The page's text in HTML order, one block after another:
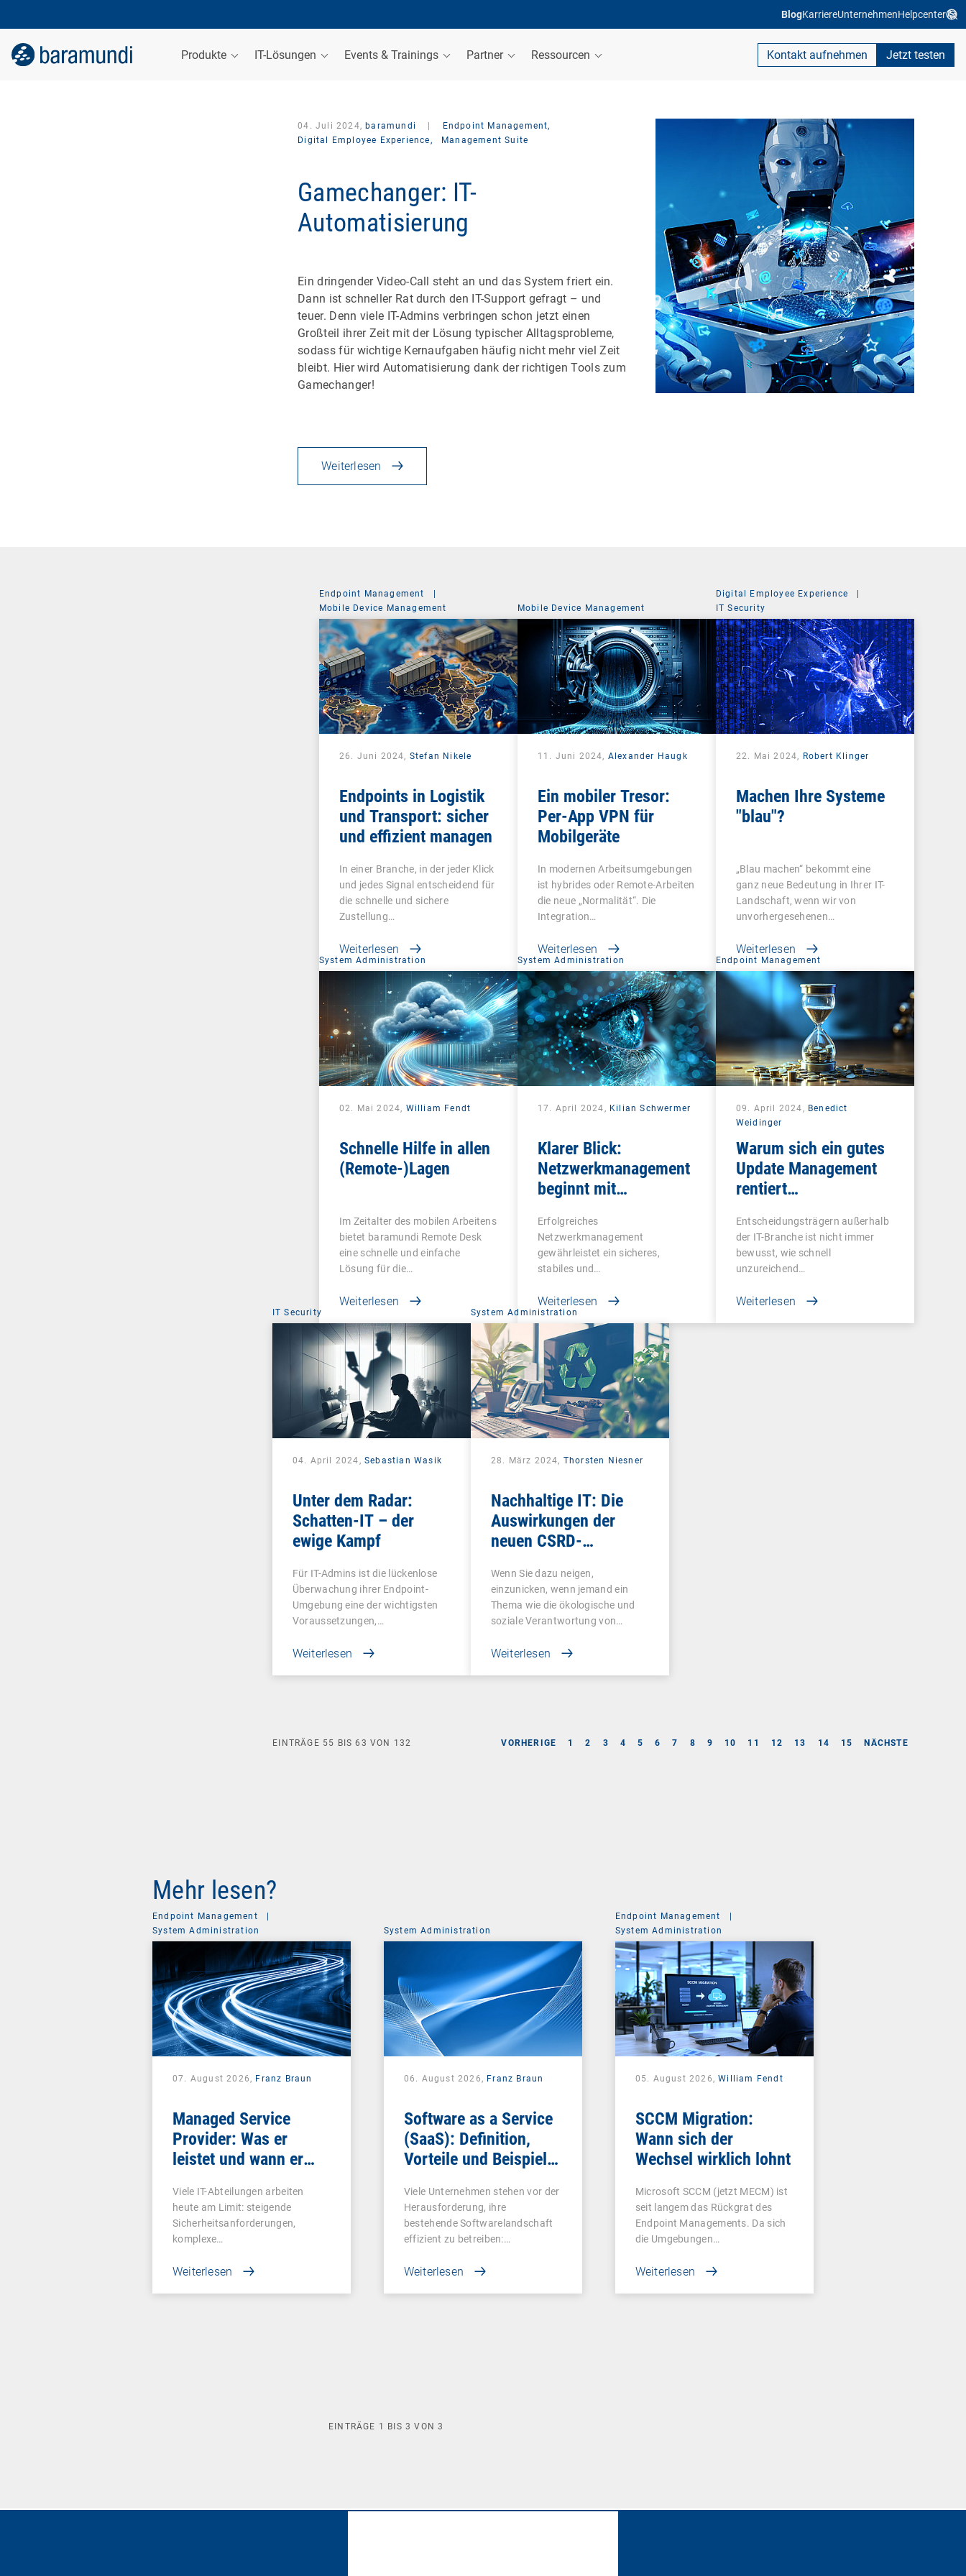
BlogKarriereUnternehmenHelpcenter
Produkte IT-Lösungen Events & Trainings Partner Ressourcen Kontakt aufnehmen Jetzt testen
04. Juli 2024, baramundi
Endpoint Management,
Digital Employee Experience,
Management Suite
Gamechanger: IT-
Automatisierung
Ein dringender Video-Call steht an und das System friert ein.
Dann ist schneller Rat durch den IT-Support gefragt – und
teuer. Denn viele IT-Admins verbringen schon jetzt einen
Großteil ihrer Zeit mit der Lösung typischer Alltagsprobleme,
sodass für wichtige Kernaufgaben häufig nicht mehr viel Zeit
bleibt. Hier wird Automatisierung dank der richtigen Tools zum
Gamechanger!
Weiterlesen
Endpoint Management
|
Mobile Device Management
26. Juni 2024, Stefan Nikele
Endpoints in Logistik
und Transport: sicher
und effizient managen
In einer Branche, in der jeder Klick
und jedes Signal entscheidend für
die schnelle und sichere
Zustellung…
Weiterlesen
Mobile Device Management
11. Juni 2024, Alexander Haugk
Ein mobiler Tresor:
Per-App VPN für
Mobilgeräte
In modernen Arbeitsumgebungen
ist hybrides oder Remote-Arbeiten
die neue „Normalität“. Die
Integration…
Weiterlesen
Digital Employee Experience
|
IT Security
22. Mai 2024, Robert Klinger
Machen Ihre Systeme
"blau"?
„Blau machen“ bekommt eine
ganz neue Bedeutung in Ihrer IT-
Landschaft, wenn wir von
unvorhergesehenen…
Weiterlesen
System Administration
02. Mai 2024, William Fendt
Schnelle Hilfe in allen
(Remote-)Lagen
Im Zeitalter des mobilen Arbeitens
bietet baramundi Remote Desk
eine schnelle und einfache
Lösung für die…
Weiterlesen
System Administration
17. April 2024, Kilian Schwermer
Klarer Blick:
Netzwerkmanagement
beginnt mit
Erfolgreiches
Netzwerkmanagement
gewährleistet ein sicheres,
stabiles und
in…
Weiterlesen
Endpoint Management
09. April 2024, Benedict
Weidinger
Warum sich ein gutes
Update Management
rentiert…
Entscheidungsträgern außerhalb
der IT-Branche ist nicht immer
bewusst, wie schnell
unzureichend…
Weiterlesen
IT Security
04. April 2024, Sebastian Wasik
Unter dem Radar:
Schatten-IT – der
ewige Kampf
Für IT-Admins ist die lückenlose
Überwachung ihrer Endpoint-
Umgebung eine der wichtigsten
Voraussetzungen,…
Weiterlesen
System Administration
28. März 2024, Thorsten Niesner
Nachhaltige IT: Die
Auswirkungen der
neuen CSRD-
Wenn Sie dazu neigen,
einzunicken, wenn jemand ein
Thema wie die ökologische und
soziale Verantwortung von…
Weiterlesen
VORHERIGE 1 2 3 4 5 6 7 8 9 10 11 12 13 14 15 NÄCHSTE
EINTRÄGE 55 BIS63 VON 132
Mehr lesen?
Endpoint Management
|
System Administration
07. August 2026, Franz Braun
Managed Service
Provider: Was er
leistet und wann er
Viele IT-Abteilungen arbeiten
heute am Limit: steigende
Sicherheitsanforderungen,
komplexe…
Weiterlesen
System Administration
06. August 2026, Franz Braun
Software as a Service
(SaaS): Definition,
Vorteile und Beispiele
Viele Unternehmen stehen vor der
Herausforderung, ihre
bestehende Softwarelandschaft
effizient zu betreiben:…
Weiterlesen
Endpoint Management
|
System Administration
05. August 2026,William Fendt
SCCM Migration:
Wann sich der
Wechsel wirklich lohnt
Microsoft SCCM (jetzt MECM) ist
seit langem das Rückgrat des
Endpoint Managements. Da sich
die Umgebungen…
Weiterlesen
EINTRÄGE 1 BIS3 VON3